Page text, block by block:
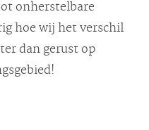
onherstelbare
hoe wij het verschil
dan gerust op